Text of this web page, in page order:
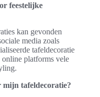
feestelijke
kan gevonden
media zoals
tafeldecoratie
platforms vele
mijn tafeldecoratie?